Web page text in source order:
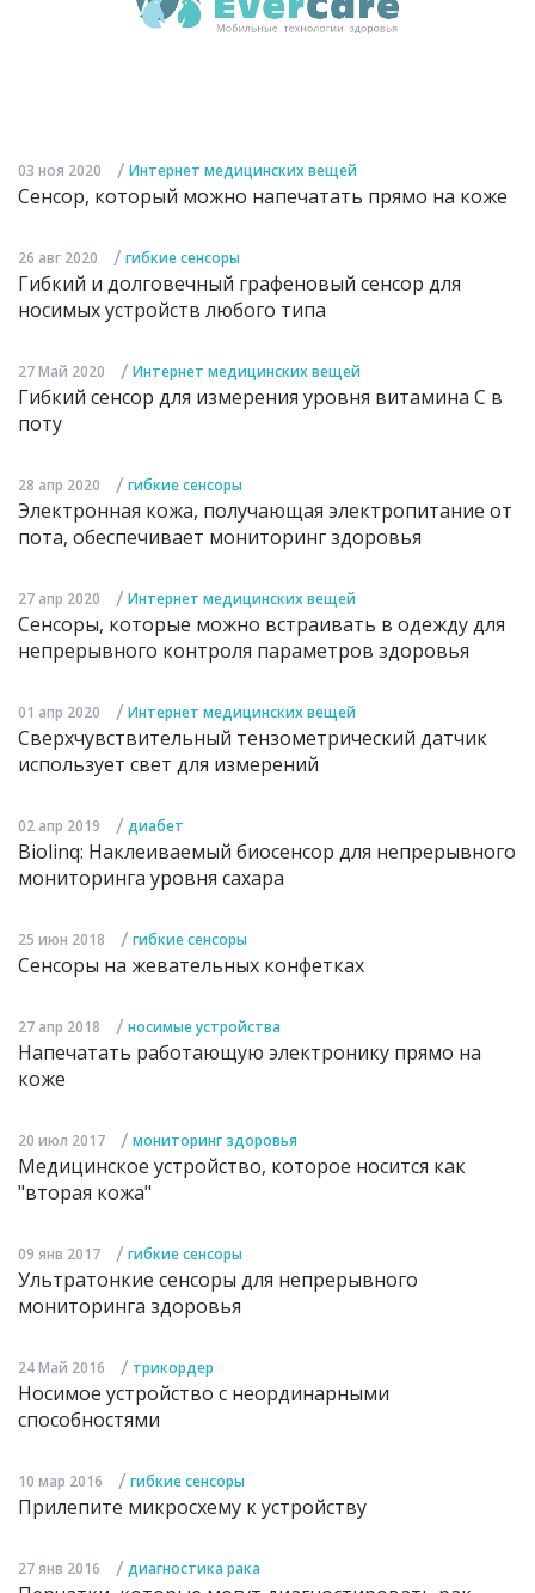
03 ноя 2020 / Интернет медицинских вещей
Сенсор, который можно напечатать прямо на коже
26 авг 2020 / гибкие сенсоры
Гибкий и долговечный графеновый сенсор для
носимых устройств любого типа
27 Май 2020 / Интернет медицинских вещей
Гибкий сенсор для измерения уровня витамина С в
поту
28 апр 2020 / гибкие сенсоры
Электронная кожа, получающая электропитание от
пота, обеспечивает мониторинг здоровья
27 апр 2020 / Интернет медицинских вещей
Сенсоры, которые можно встраивать в одежду для
непрерывного контроля параметров здоровья
01 апр 2020 / Интернет медицинских вещей
Сверхчувствительный тензометрический датчик
использует свет для измерений
02 апр 2019 / диабет
Biolinq: Наклеиваемый биосенсор для непрерывного
мониторинга уровня сахара
25 июн 2018 / гибкие сенсоры
Сенсоры на жевательных конфетках
27 апр 2018 / носимые устройства
Напечатать работающую электронику прямо на
коже
20 июл 2017 / мониторинг здоровья
Медицинское устройство, которое носится как
"вторая кожа"
09 янв 2017 / гибкие сенсоры
Ультратонкие сенсоры для непрерывного
мониторинга здоровья
24 Май 2016 / трикордер
Носимое устройство с неординарными
способностями
10 мар 2016 / гибкие сенсоры
Прилепите микросхему к устройству
27 янв 2016 / диагностика рака